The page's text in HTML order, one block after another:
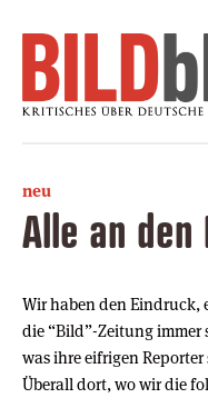
neu
Alle an
Wir haben den Eindruck,
die “Bild”-Zeitung
was ihre eifrigen
Überall dort, wo wir die